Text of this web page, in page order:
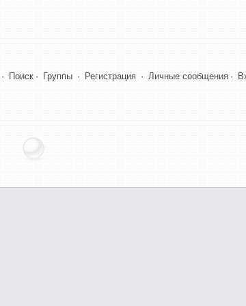
· Поиск · Группы · Регистрация · Личные сообщения ·